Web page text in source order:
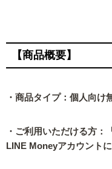
【商品概要】
・商品タイプ：個人向け
・ご利用いただける方
LINE Moneyアカウント